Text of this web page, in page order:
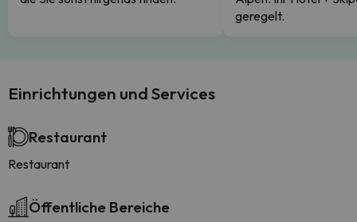
geregelt.
Einrichtungen und Services
Restaurant
Restaurant
Öffentliche Bereiche